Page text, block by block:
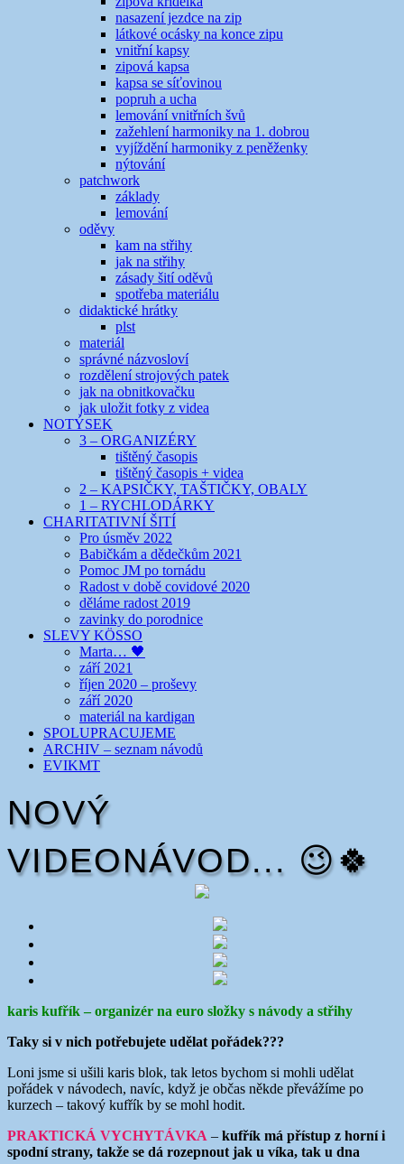
nasazení jezdce na zip
látkové ocásky na konce zipu
vnitřní kapsy
zipová kapsa
kapsa se síťovinou
popruh a ucha
lemování vnitřních švů
zažehlení harmoniky na 1. dobrou
vyjíždění harmoniky z peněženky
nýtování
patchwork
základy
lemování
oděvy
kam na střihy
jak na střihy
zásady šití oděvů
spotřeba materiálu
didaktické hrátky
plst
materiál
správné názvosloví
rozdělení strojových patek
jak na obnitkovačku
jak uložit fotky z videa
NOTÝSEK
3 – ORGANIZÉRY
tištěný časopis
tištěný časopis + videa
2 – KAPSIČKY, TAŠTIČKY, OBALY
1 – RYCHLODÁRKY
CHARITATIVNÍ ŠITÍ
Pro úsměv 2022
Babičkám a dědečkům 2021
Pomoc JM po tornádu
Radost v době covidové 2020
děláme radost 2019
zavinky do porodnice
SLEVY KÖSSO
Marta… 🖤
září 2021
říjen 2020 – proševy
září 2020
materiál na kardigan
SPOLUPRACUJEME
ARCHIV – seznam návodů
EVIKMT
NOVÝ
VIDEONÁVOD... 😉🍀
karis kufřík – organizér na euro složky s návody a střihy
Taky si v nich potřebujete udělat pořádek???
Loni jsme si ušili karis blok, tak letos bychom si mohli udělat
pořádek v návodech, navíc, když je občas někde převážíme po
kurzech – takový kufřík by se mohl hodit.
PRAKTICKÁ VYCHYTÁVKA – kufřík má přístup z horní i
spodní strany, takže se dá rozepnout jak u víka, tak u dna